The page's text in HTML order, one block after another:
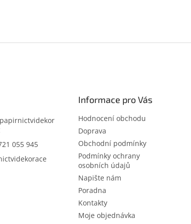
papirnictvidekor
055 945
Informace pro Vás
Hodnocení obchodu
Doprava
Obchodní podmínky
Podmínky ochrany
osobních údajů
Napište nám
Poradna
Kontakty
Moje objednávka